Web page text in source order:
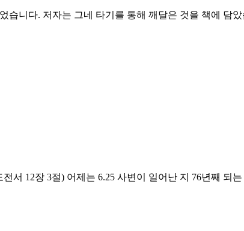
니다. 저자는 그네 타기를 통해 깨달은 것을 책에 담
서 12장 3절) 어제는 6.25 사변이 일어난 지 76년째 되